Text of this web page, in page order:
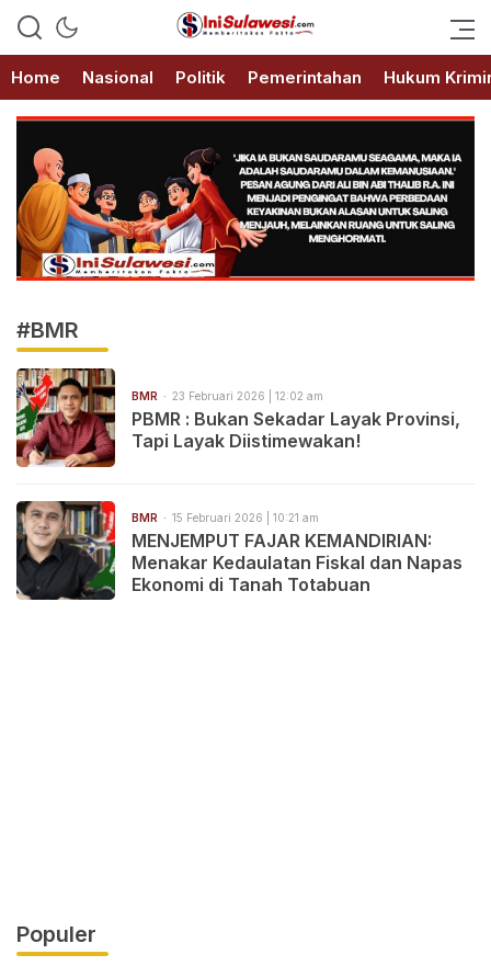
IniSulawesi.com
Memberitakan Fakta
Home
Nasional Politik Pemerintahan Hukum
#BMR
BMR 23 Februari 2026 | 12:02 am
PBMR : Bukan Sekadar Layak Provinsi,
Tapi Layak Diistimewakan!
BMR 15 Februari 2026 | 10:21 am
MENJEMPUT FAJAR KEMANDIRIAN:
Menakar Kedaulatan Fiskal dan Napas
Ekonomi di Tanah Totabuan
Populer